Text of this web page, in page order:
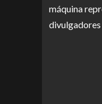
máquina
divulgadores